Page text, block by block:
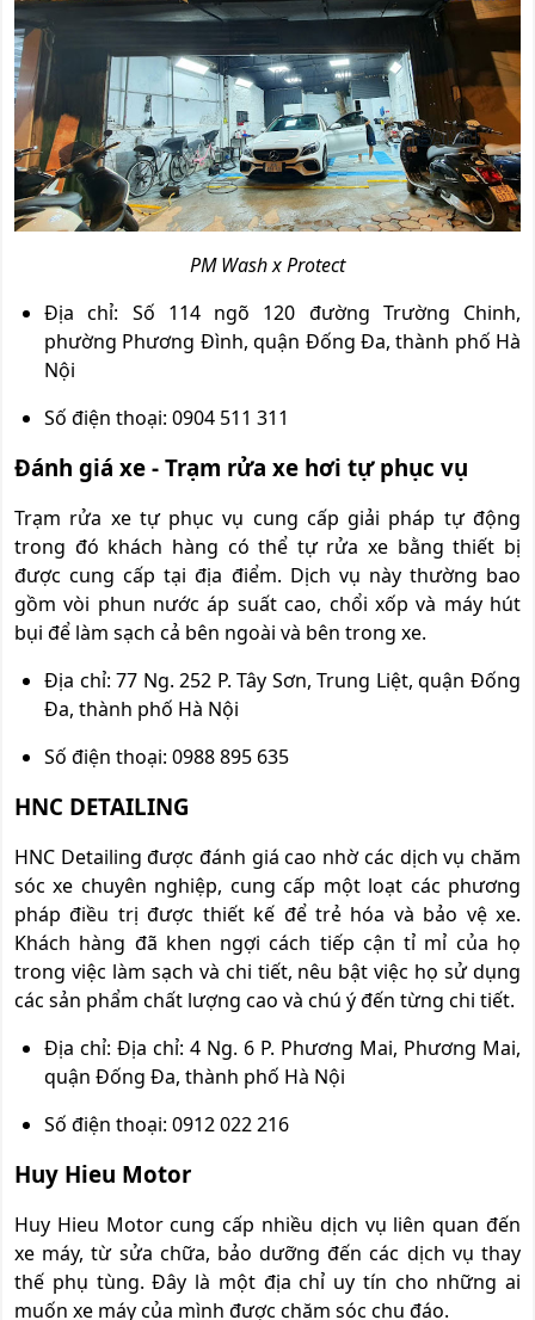
PM Wash x Protect
Địa chỉ: Số 114 ngõ 120 đường Trường Chinh,
phường Phương Đình, quận Đống Đa, thành phố Hà
Nội
Số điện thoại: 0904 511 311
Đánh giá xe - Trạm rửa xe hơi tự phục vụ
Trạm rửa xe tự phục vụ cung cấp giải pháp tự động
trong đó khách hàng có thể tự rửa xe bằng thiết bị
được cung cấp tại địa điểm. Dịch vụ này thường bao
gồm vòi phun nước áp suất cao, chổi xốp và máy hút
bụi để làm sạch cả bên ngoài và bên trong xe.
Địa chỉ: 77 Ng. 252 P. Tây Sơn, Trung Liệt, quận Đống
Đa, thành phố Hà Nội
Số điện thoại: 0988 895 635
HNC DETAILING
HNC Detailing được đánh giá cao nhờ các dịch vụ chăm
sóc xe chuyên nghiệp, cung cấp một loạt các phương
pháp điều trị được thiết kế để trẻ hóa và bảo vệ xe.
Khách hàng đã khen ngợi cách tiếp cận tỉ mỉ của họ
trong việc làm sạch và chi tiết, nêu bật việc họ sử dụng
các sản phẩm chất lượng cao và chú ý đến từng chi tiết.
Địa chỉ: Địa chỉ: 4 Ng. 6 P. Phương Mai, Phương Mai,
quận Đống Đa, thành phố Hà Nội
Số điện thoại: 0912 022 216
Huy Hieu Motor
Huy Hieu Motor cung cấp nhiều dịch vụ liên quan đến
xe máy, từ sửa chữa, bảo dưỡng đến các dịch vụ thay
thế phụ tùng. Đây là một địa chỉ uy tín cho những ai
muốn xe máy của mình được chăm sóc chu đáo.